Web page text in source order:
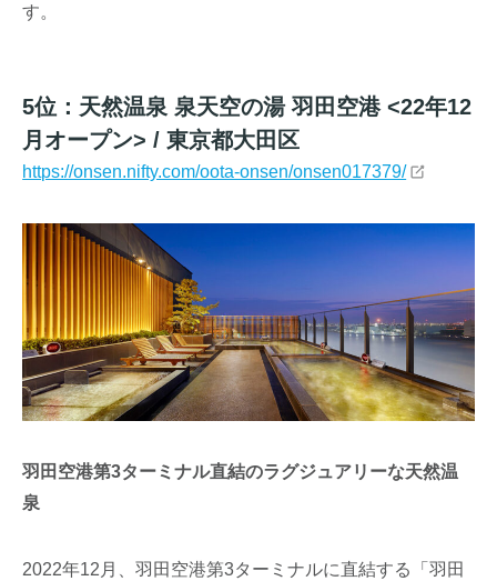
す。
5位：天然温泉 泉天空の湯 羽田空港 <22年12
月オープン> / 東京都大田区
https://onsen.nifty.com/oota-onsen/onsen017379/
羽田空港第3ターミナル直結のラグジュアリーな天然温
泉
2022年12月、羽田空港第3ターミナルに直結する「羽田